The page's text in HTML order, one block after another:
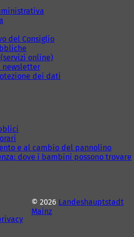
del Consiglio
online)
newsletter
dei dati
e al cambio del pannolino
dove i bambini possono trovare
© 2026 Landeshauptstadt
Mainz